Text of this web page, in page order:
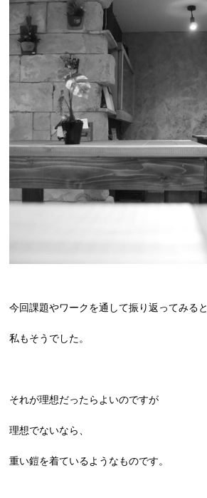
今回課題やワークを通して振り返ってみると
私もそうでした。
それが理想だったらよいのですが
理想でないなら、
重い鎧を着ているようなものです。